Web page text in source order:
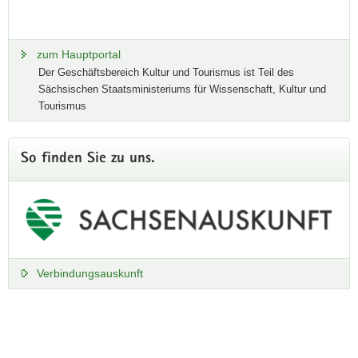
Weitere Informationen
zum Hauptportal
Der Geschäftsbereich Kultur und Tourismus ist Teil des
Sächsischen Staatsministeriums für Wissenschaft, Kultur und
Tourismus
So finden Sie zu uns.
Verbindungsauskunft